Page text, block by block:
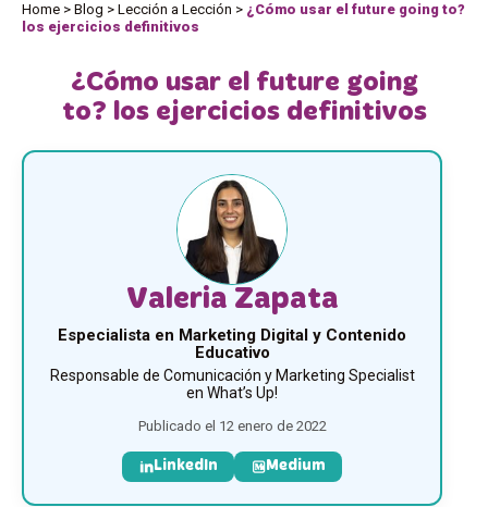
Home > Blog > Lección a Lección > ¿Cómo usar el future going to?
los ejercicios definitivos
¿Cómo usar el future going
to? los ejercicios definitivos
Valeria Zapata
Especialista en Marketing Digital y Contenido
Educativo
Responsable de Comunicación y Marketing Specialist
en What’s Up!
Publicado el 12 enero de 2022
LinkedIn Medium